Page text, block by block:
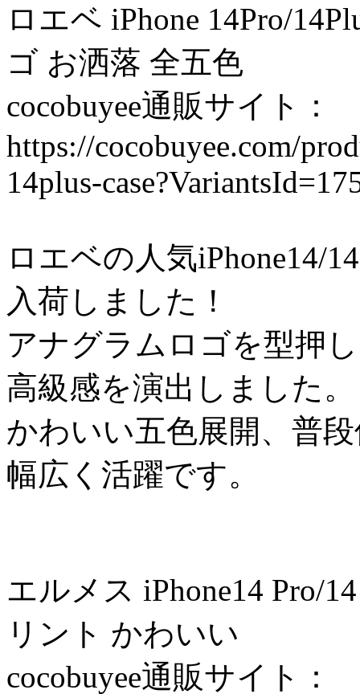
ロエベ iPhone 14Pro/
ゴ お洒落 全五色
cocobuyee通販サイト：
https://cocobuyee.com/
14plus-
ロエベの人気iPhone14/
入荷しました！
アナグラムロゴを型押
高級感を演出しました。
かわいい五色展開、普
幅広く活躍です。
エルメス iPhone14 Pro/
リント かわいい
cocobuyee通販サイト：